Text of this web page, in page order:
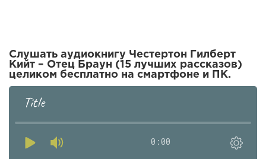
Слушать аудиокнигу Честертон Гилберт
Кийт – Отец Браун (15 лучших рассказов)
целиком бесплатно на смартфоне и ПК.
Title
0:00